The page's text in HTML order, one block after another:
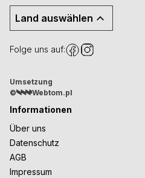
Land auswählen
Folge uns auf:
Umsetzung
©
Webtom.pl
Informationen
Über uns
Datenschutz
AGB
Impressum